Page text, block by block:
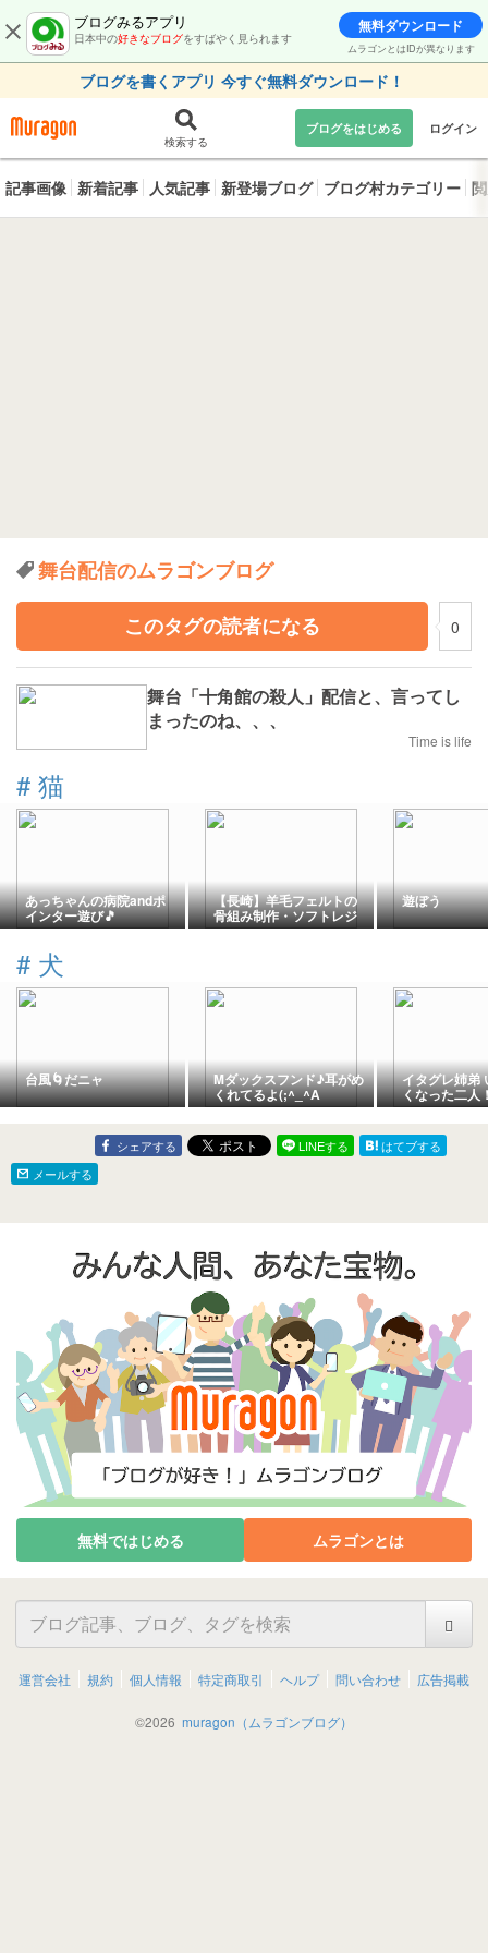
ブログみるアプリ
日本中の好きなブログをすばやく見られます
無料ダウンロード
ムラゴンとはIDが異なります
ブログを書くアプリ 今すぐ無料ダウンロード！
検索する
ブログをはじめる ログイン
記事画像 新着記事 人気記事 新登場ブログ ブログ村カテゴリー
舞台配信のムラゴンブログ
このタグの読者になる
0
舞台「十角館の殺人」配信と、言ってし
まったのね、、、
Time is life
# 猫
あっちゃんの病院andポ
インター遊び🎵
【長崎】羊毛フェルトの
骨組み制作・ソフトレジ
ンを接着剤に・夏の遠足
遊ぼう
# 犬
台風🌀だニャ Mダックスフンド♪耳がめ
くれてるよ(;^_^A
イタグレ姉弟
くなった二人
シェアする LINEする
はてブする
メールする
無料ではじめる ムラゴンとは
運営会社 規約 個人情報 特定商取引 ヘルプ 問い合わせ 広告掲載
©2026 muragon（ムラゴンブログ）